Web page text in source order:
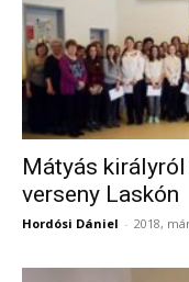
Mátyás
verseny Laskón
Hordósi Dániel - 2018,